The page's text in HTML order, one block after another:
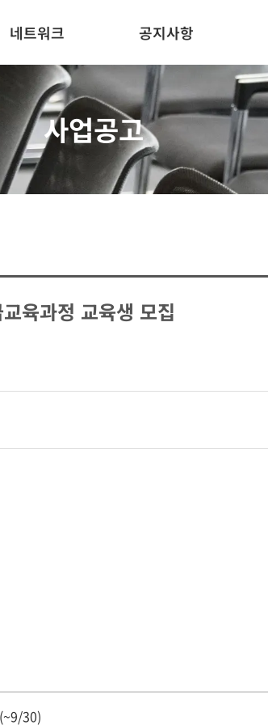
네트워크 공지사항
사업공고
육과정 교육생 모집
30)